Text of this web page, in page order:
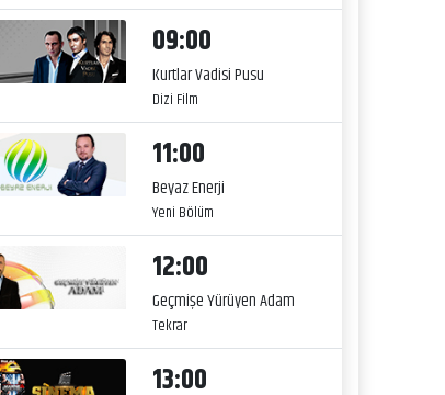
09:00
Kurtlar Vadisi Pusu
Dizi Film
11:00
Beyaz Enerji
Yeni Bölüm
12:00
Geçmişe Yürüyen Adam
Tekrar
13:00